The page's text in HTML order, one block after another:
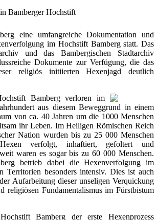
eine umfangreiche Dokumentation und
im Hochstift Bamberg statt. Das
und das Bambergischen Stadtarchiv
Dokumente zur Verfügung, die das
religiös initiierten Hexenjagd deutlich
Bamberg verloren im
aus diesem Beweggrund in einem
von ca. 40 Jahren um die 1000 Menschen
ihr Leben. Im Heiligen Römischen Reich
Nation wurden bis zu 25 000 Menschen
verfolgt, inhaftiert, gefoltert und
waren es sogar bis zu 60 000 Menschen.
betrieb dabei die Hexenverfolgung im
Territorien besonders intensiv. Dies ist auch
Aufarbeitung dieser unseligen Verquickung
religiösen Fundamentalismus im Fürstbistum
Bamberg der erste Hexenprozess